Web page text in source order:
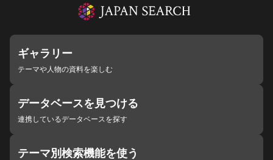
ギャラリー
テーマや人物の資料を楽しむ
データベースを見つける
連携しているデータベースを探す
テーマ別検索機能を使う